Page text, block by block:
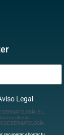
Legal
S.L.
y ofertas.
DE DERMATOLOGÍA,